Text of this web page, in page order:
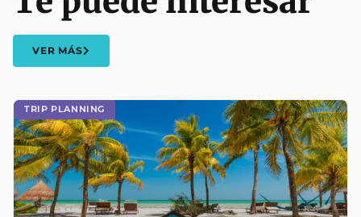
TRIP PLANNING
VER MÁS